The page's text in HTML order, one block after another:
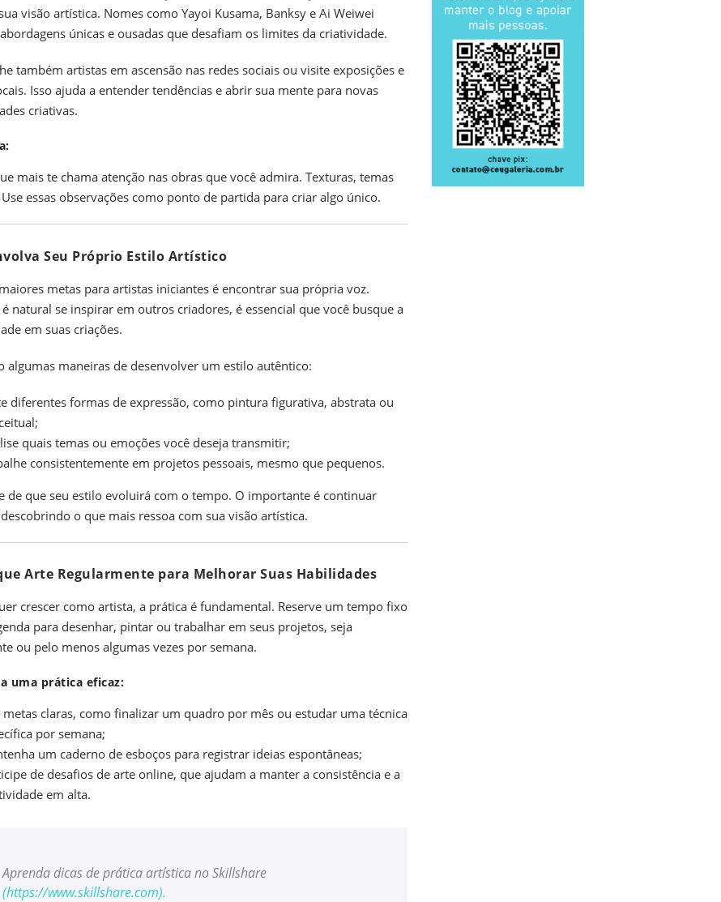
visão artística. Nomes como Yayoi Kusama, Banksy e Ai Weiwei
únicas e ousadas que desafiam os limites da criatividade.
também artistas em ascensão nas redes sociais ou visite exposições e
Isso ajuda a entender tendências e abrir sua mente para novas
criativas.
mais te chama atenção nas obras que você admira. Texturas, temas
Use essas observações como ponto de partida para criar algo único.
Seu Próprio Estilo Artístico
metas para artistas iniciantes é encontrar sua própria voz.
natural se inspirar em outros criadores, é essencial que você busque a
em suas criações.
algumas maneiras de desenvolver um estilo autêntico:
diferentes formas de expressão, como pintura figurativa, abstrata ou
quais temas ou emoções você deseja transmitir;
consistentemente em projetos pessoais, mesmo que pequenos.
de que seu estilo evoluirá com o tempo. O importante é continuar
o que mais ressoa com sua visão artística.
Arte Regularmente para Melhorar Suas Habilidades
crescer como artista, a prática é fundamental. Reserve um tempo fixo
para desenhar, pintar ou trabalhar em seus projetos, seja
ou pelo menos algumas vezes por semana.
uma prática eficaz:
metas claras, como finalizar um quadro por mês ou estudar uma técnica
por semana;
um caderno de esboços para registrar ideias espontâneas;
de desafios de arte online, que ajudam a manter a consistência e a
em alta.
Aprenda dicas de prática artística no Skillshare
(https://www.skillshare.com).